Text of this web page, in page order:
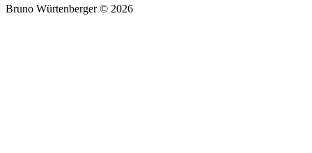
Bruno Würtenberger © 2026